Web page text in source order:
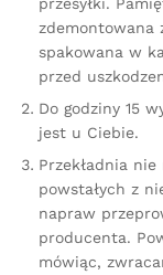
przesyłki.
zdemontowana
spakowana w
przed
Do godziny 15
jest u Ciebie.
Przekładnia
powstałych z
napraw
producenta.
mówiąc,